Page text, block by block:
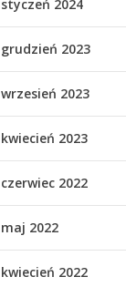
styczeń 2024
grudzień 2023
wrzesień 2023
kwiecień 2023
czerwiec 2022
maj 2022
kwiecień 2022